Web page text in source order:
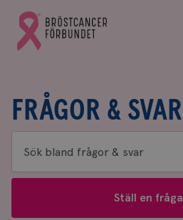
Gå
till
Bröstcancerförbundets
FRÅGOR & SVAR
Sök
bland
Ställ en fråga